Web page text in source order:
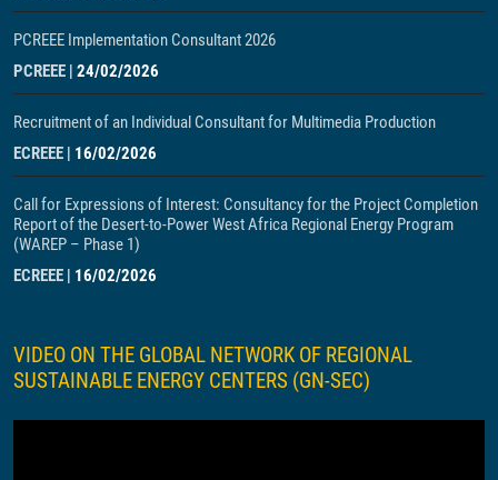
PCREEE Implementation Consultant 2026
PCREEE | 24/02/2026
Recruitment of an Individual Consultant for Multimedia Production
ECREEE | 16/02/2026
Call for Expressions of Interest: Consultancy for the Project Completion
Report of the Desert-to-Power West Africa Regional Energy Program
(WAREP – Phase 1)
ECREEE | 16/02/2026
VIDEO ON THE GLOBAL NETWORK OF REGIONAL
SUSTAINABLE ENERGY CENTERS (GN-SEC)